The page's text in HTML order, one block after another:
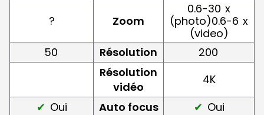
? Zoom
0.6-30 x
(photo)0.6-6 x
(video)
50
Résolution
200
Résolution
vidéo
4K
Oui
Auto focus
Oui